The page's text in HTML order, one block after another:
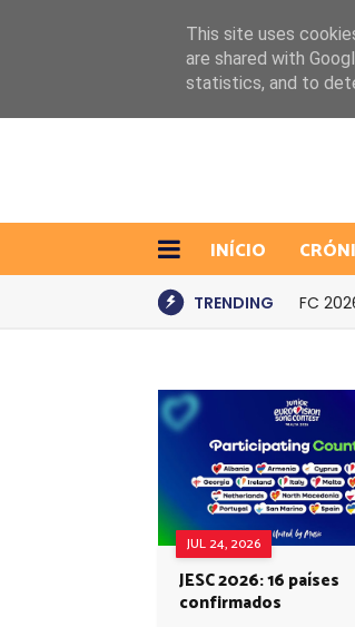
INÍCIO
TRENDING FC
JUL 24, 2026
JESC 2026: 16 países
confirmados
This site uses
are shared with
statistics, and to